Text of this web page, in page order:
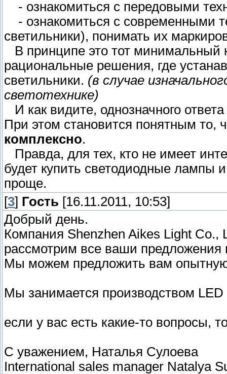
- ознакомиться с передовыми
- ознакомиться с современными
светильники), понимать их
В принципе это тот минимальный
рациональные решения, где
светильники. (в случае
светотехнике)
И как видите, однозначного
При этом становится понятным то,
комплексно.
Правда, для тех, кто не имеет
будет купить светодиодные лампы
проще.
[3] Гость [16.11.2011, 10:53]
Добрый день.
Компания Shenzhen Aikes Light Co.,
рассмотрим все ваши
Мы можем предложить вам
Мы занимается производством LED
если у вас есть какие-то вопросы,
С уважением, Наталья Сулоева
International sales manager Natalya